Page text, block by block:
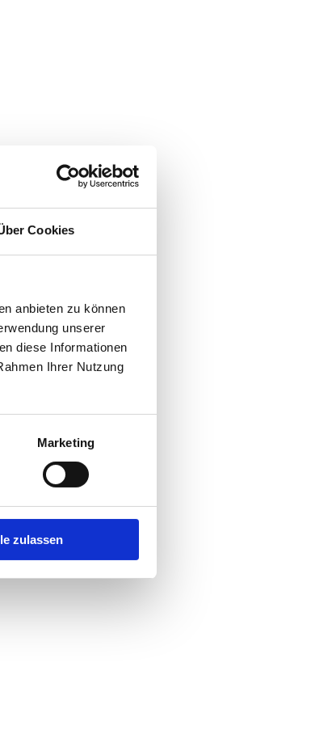
Cookies
anbieten zu können
unserer
diese Informationen
Ihrer Nutzung
Marketing
zulassen